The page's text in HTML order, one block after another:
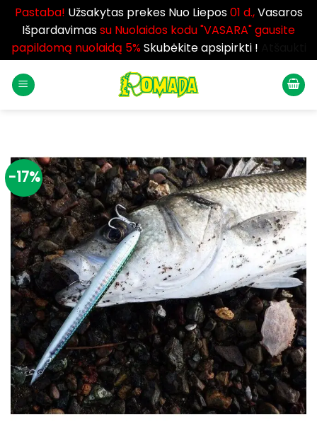
Pastaba! Užsakytas prekes Nuo Liepos01 d.,Vasaros
Išpardavimassu Nuolaidos kodu "VASARA" gausite
papildomą nuolaidą 5%Skubėkite apsipirkti !
-17%